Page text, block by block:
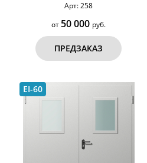
Арт: 258
от 50 000 руб.
ПРЕДЗАКАЗ
EI-60